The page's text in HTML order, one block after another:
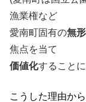
漁業権など
愛南町固有の無
焦点を当て
価値化すること
こうした理由か